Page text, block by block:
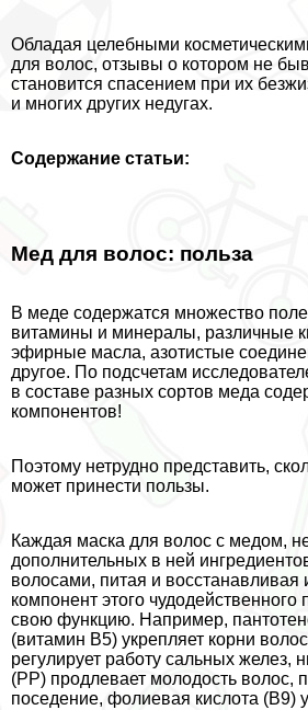
Обладая целебными
для волос, отзывы о котором не
становится спасением при их
и многих других недугах.
Содержание статьи:
Мед для волос: польза
В меде содержатся множество
витамины и минералы, различные
эфирные масла, азотистые
другое. По подсчетам
в составе разных сортов меда
компонентов!
Поэтому нетрудно представить,
может принести пользы.
Каждая маска для волос с медом,
дополнительных в ней
волосами, питая и восстанавливая
компонент этого чудодейственного
свою функцию. Например,
(витамин В5) укрепляет корни
регулирует работу сальных желез,
(РР) продлевает молодость волос,
поседение, фолиевая кислота (B9)